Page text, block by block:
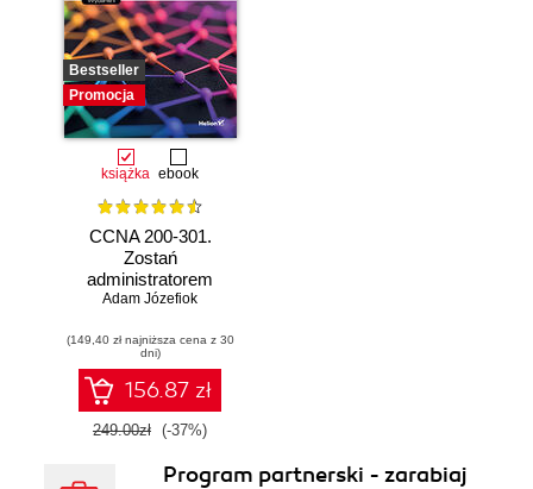
Bestseller
Promocja
książka ebook
CCNA 200-301.
Zostań
administratorem
sieci
Cisco. Wydanie II
Adam Józefiok
(149,40 zł najniższa cena z 30
dni)
156.87 zł
249.00zł (-37%)
Program partnerski - zarabiaj